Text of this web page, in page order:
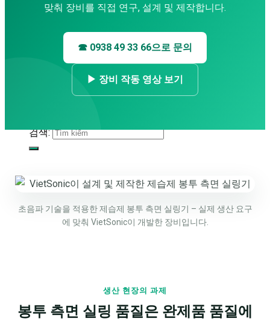
애플리케이션 영상
다운로드
검색:
맞춰 장비를 직접 연구, 설계 및 제작합니다.
☎ 0938 49 33 66으로 문의
▶ 장비 작동 영상 보기
초음파 기술을 적용한 제습제 봉투 측면 실링기 – 실제 생산 요구
에 맞춰 VietSonic이 개발한 장비입니다.
생산 현장의 과제
봉투 측면 실링 품질은 완제품 품질에